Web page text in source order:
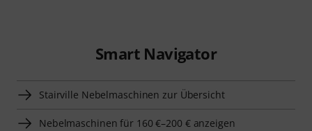
Smart Navigator
Stairville Nebelmaschinen zur Übersicht
Nebelmaschinen für 160 €–200 € anzeigen